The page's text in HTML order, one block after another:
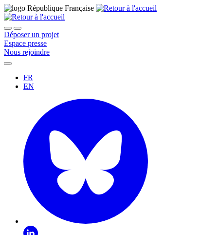
Déposer un projet
Espace presse
Nous rejoindre
FR
EN